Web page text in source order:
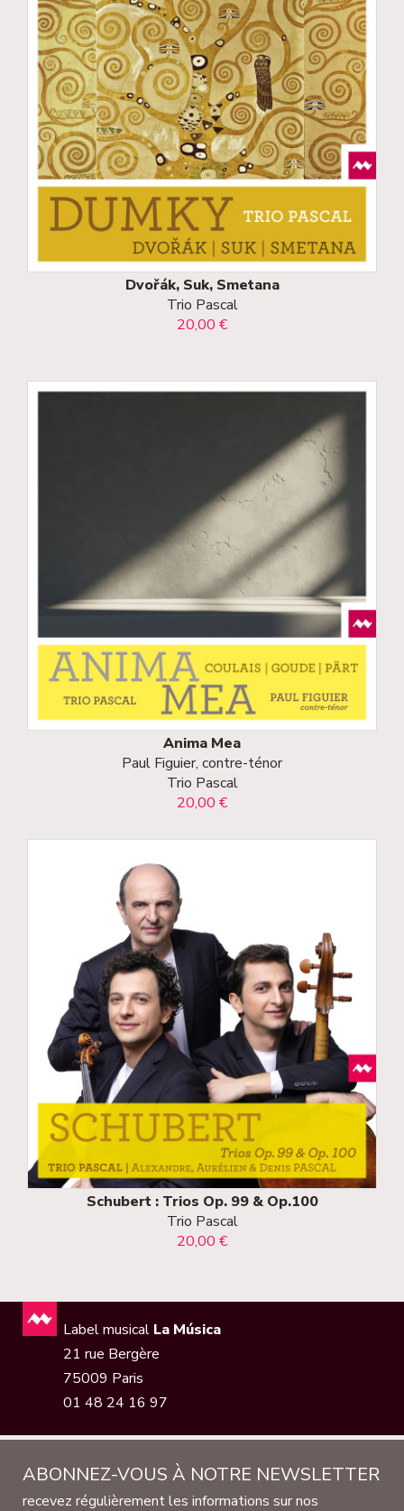
Dvořák, Suk, Smetana
Trio Pascal
20,00 €
Anima Mea
Paul Figuier, contre-ténor
Trio Pascal
20,00 €
Schubert : Trios Op. 99 & Op.100
Trio Pascal
20,00 €
Label musical La Música
21 rue Bergère
75009 Paris
01 48 24 16 97
ABONNEZ-VOUS À NOTRE NEWSLETTER
recevez régulièrement les informations sur nos